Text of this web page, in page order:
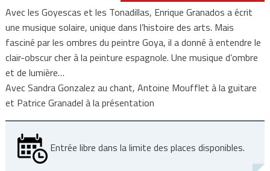
Avec les Goyescas et les Tonadillas, Enrique Granados a écrit
une musique solaire, unique dans l’histoire des arts. Mais
fasciné par les ombres du peintre Goya, il a donné à entendre le
clair-obscur cher à la peinture espagnole. Une musique d’ombre
et de lumière…
Avec Sandra Gonzalez au chant, Antoine Moufflet à la guitare
et Patrice Granadel à la présentation
Entrée libre dans la limite des places disponibles.